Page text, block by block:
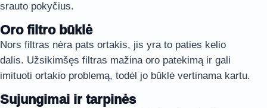
srauto pokyčius.
Oro filtro būklė
Nors filtras nėra pats ortakis, jis yra to paties kelio
dalis. Užsikimšęs filtras mažina oro patekimą ir gali
imituoti ortakio problemą, todėl jo būklė vertinama kartu.
Sujungimai ir tarpinės